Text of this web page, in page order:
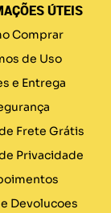
ÚTEIS
Comprar
de Uso
e Entrega
Frete Grátis
Privacidade
Devolucoes